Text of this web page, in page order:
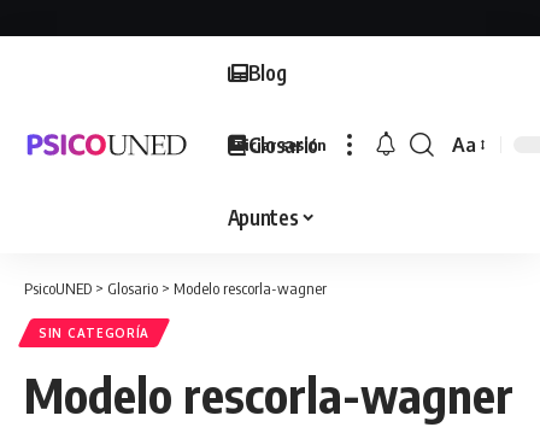
Blog
Glosario
Apuntes
Iniciar sesión
Font
Aa
PsicoUNED > Glosario > Modelo rescorla-wagner
SIN CATEGORÍA
Modelo rescorla-wagner